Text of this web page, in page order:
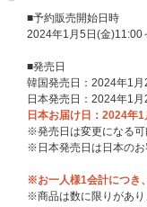
※各種メンバー別フォト
することはできません。
■予約販売開始日時
2024年1月5日(金)11:00
■発売日
韓国発売日：2024年1
日本発売日：2024年1
日本お届け日：2024年
※発売日は変更になる可
※日本発売日は日本のお
※お一人様1会計につき
※商品は数に限りがあ